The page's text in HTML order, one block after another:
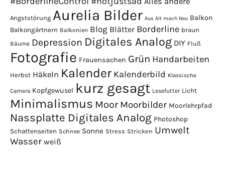
Angststörung Aurelia Bilder Aus Alt mach Neu Balkon
Balkongärtnern Balkonien Blog Blätter Borderline braun
Bäume Depression Digitales Analog DIY Fluß
Fotografie Frauensachen Grün Handarbeiten
Herbst Häkeln Kalender Kalenderbild Klassische
Camera Kopfgewusel kurz gesagt Lesefutter Licht
Minimalismus Moor Moorbilder Moorlehrpfad
Nassplatte Digitales Analog Photoshop
Schattenseiten Schnee Sonne Stress Stricken Umwelt
Wasser weiß